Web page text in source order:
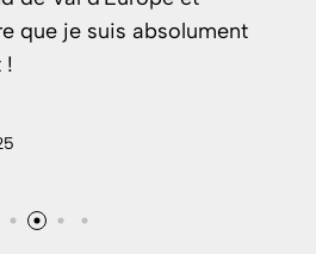
suis absolument